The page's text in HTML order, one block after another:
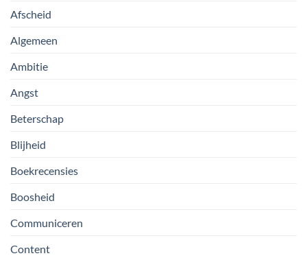
Afscheid
Algemeen
Ambitie
Angst
Beterschap
Blijheid
Boekrecensies
Boosheid
Communiceren
Content